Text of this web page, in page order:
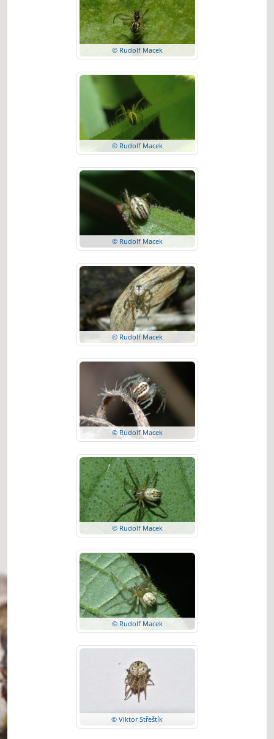
© Rudolf Macek
© Rudolf Macek
© Rudolf Macek
© Rudolf Macek
© Rudolf Macek
© Rudolf Macek
© Rudolf Macek
© Viktor Střeštík